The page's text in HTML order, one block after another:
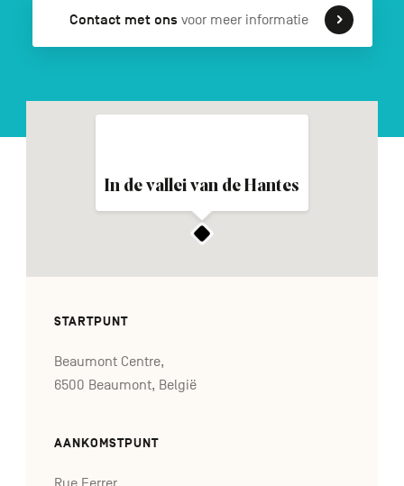
Contact met ons voor meer informatie
In de vallei van de Hantes
STARTPUNT
Beaumont Centre,
6500 Beaumont, België
AANKOMSTPUNT